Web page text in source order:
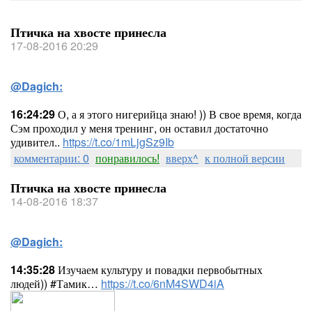
Птичка на хвосте принесла
17-08-2016 20:29
@Dagich:
16:24:29О, а я этого нигерийца знаю! )) В свое время, когда
Сэм проходил у меня тренинг, он оставил достаточно
удивител.. https://t.co/1mLjgSz9Ib
комментарии: 0 понравилось! вверх^ к полной версии
Птичка на хвосте принесла
14-08-2016 18:37
@Dagich:
14:35:28Изучаем культуру и повадки первобытных
людей)) #Тамик… https://t.co/6nM4SWD4iA